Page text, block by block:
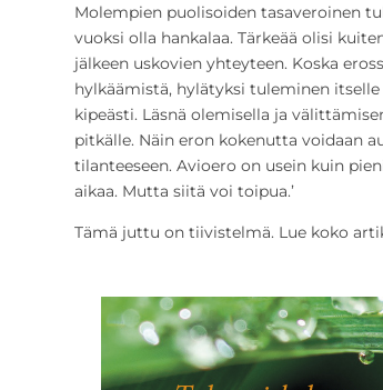
Molempien puolisoiden tasaveroinen
vuoksi olla hankalaa. Tärkeää olisi
jälkeen uskovien yhteyteen. Koska
hylkäämistä, hylätyksi tuleminen
kipeästi. Läsnä olemisella ja
pitkälle. Näin eron kokenutta voidaan
tilanteeseen. Avioero on usein kuin
aikaa. Mutta siitä voi toipua.’
Tämä juttu on tiivistelmä. Lue koko